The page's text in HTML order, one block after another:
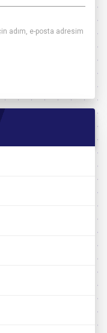
adım, e-posta adresim